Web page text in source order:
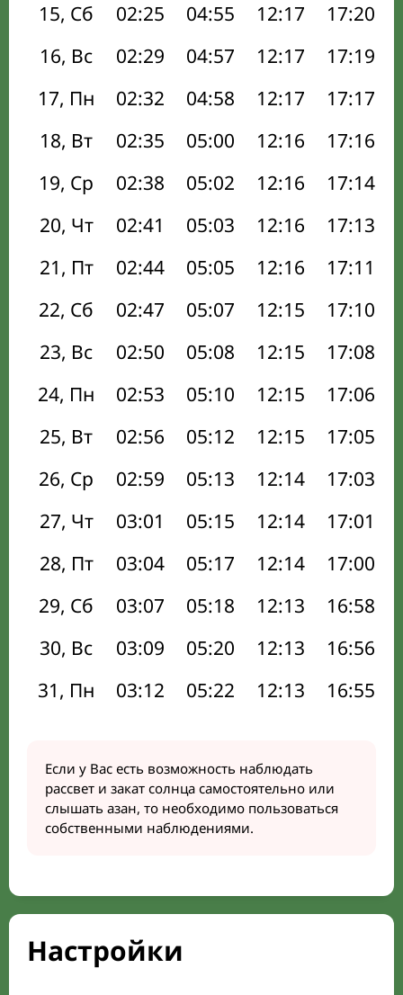
15, Сб
02:25 04:55 12:17 17:20
16, Вс
02:29 04:57 12:17 17:19
17, Пн
02:32 04:58 12:17 17:17
18, Вт
02:35 05:00 12:16 17:16
19, Ср
02:38 05:02 12:16 17:14
20, Чт
02:41 05:03 12:16 17:13
21, Пт
02:44 05:05 12:16 17:11
22, Сб
02:47 05:07 12:15 17:10
23, Вс
02:50 05:08 12:15 17:08
24, Пн
02:53 05:10 12:15 17:06
25, Вт
02:56 05:12 12:15 17:05
26, Ср
02:59 05:13 12:14 17:03
27, Чт
03:01 05:15 12:14 17:01
28, Пт
03:04 05:17 12:14 17:00
29, Сб
03:07 05:18 12:13 16:58
30, Вс
03:09 05:20 12:13 16:56
31, Пн
03:12 05:22 12:13 16:55
Если у Вас есть возможность наблюдать
рассвет и закат солнца самостоятельно или
слышать азан, то необходимо пользоваться
собственными наблюдениями.
Настройки